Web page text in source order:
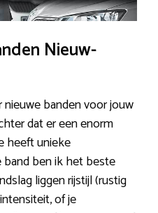
Nieuw-
banden voor jouw
dat er een enorm
heeft unieke
ben ik het beste
liggen rijstijl (rustig
of je